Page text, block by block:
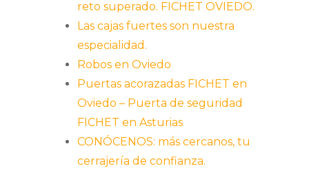
reto superado. FICHET OVIEDO.
Las cajas fuertes son nuestra
especialidad.
Robos en Oviedo
Puertas acorazadas FICHET en
Oviedo – Puerta de seguridad
FICHET en Asturias
CONÓCENOS: más cercanos, tu
cerrajería de confianza.